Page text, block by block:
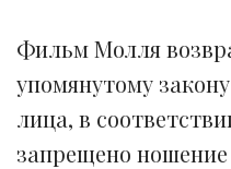
Фильм Молля
упомянутому
лица, в
запрещено